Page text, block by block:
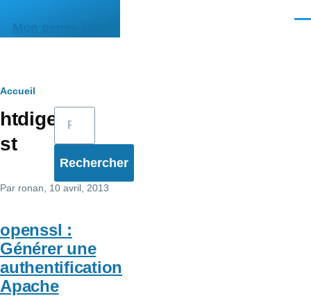
Mon pense-bête
Fil
d'Ariane
Accueil
htdige
st
Par ronan , 10 avril, 2013
openssl :
Générer une
authentification
Apache
Rechercher